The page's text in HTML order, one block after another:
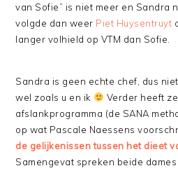
van Sofie” is niet meer en Sandra
volgde dan weer Piet Huysentruyt
langer volhield op VTM dan Sofie.
Sandra is geen echte chef, dus
wel zoals u en ik
Verder heeft
afslankprogramma (de SANA
op wat Pascale Naessens
de gelijkenissen tussen het dieet
Samengevat spreken beide